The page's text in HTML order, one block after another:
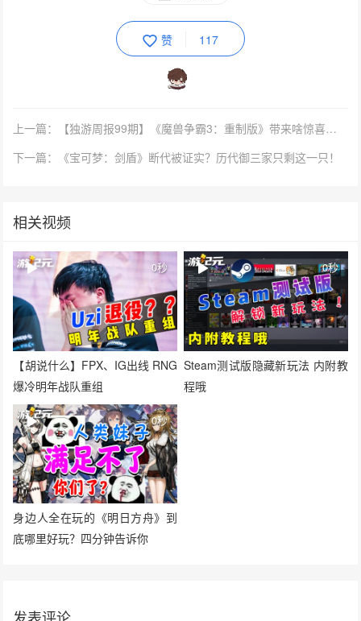
赞 117
上一篇：【独游周报99期】《魔兽争霸3：重制版》带来啥惊喜？Epic老总在线发射柠檬？
下一篇：《宝可梦：剑盾》断代被证实？历代御三家只剩这一只！
相关视频
【胡说什么】FPX、IG出线 RNG
爆冷明年战队重组
0秒
Steam测试版隐藏新玩法 内附教
程哦
0秒
身边人全在玩的《明日方舟》到
底哪里好玩？四分钟告诉你
0秒